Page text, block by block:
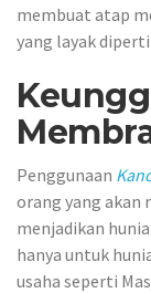
membuat atap
yang layak
Penggunaan
orang yang akan
menjadikan
hanya untuk
usaha seperti